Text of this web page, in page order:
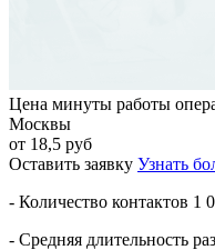
Цена минуты работы
Москвы
от 18,5 руб
Оставить заявку Узнать
- Количество контактов 1
- Средняя длительность